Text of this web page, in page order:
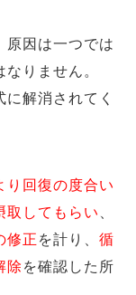
因は一つでは
りません。
に解消されてく
り回復の度合い
取してもらい
修正 を計り、 循
除 を確認した所